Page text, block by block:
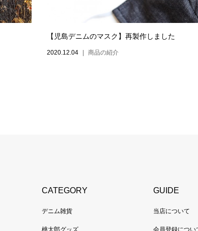
【児島デニムのマスク】再製作しました
2020.12.04 商品の紹介
CATEGORY
デニム雑貨
桃太郎グッズ
GUIDE
当店について
会員登録につい